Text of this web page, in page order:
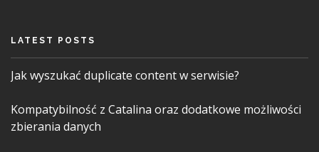
LATEST POSTS
Jak wyszukać duplicate content w serwisie?
Kompatybilność z Catalina oraz dodatkowe możliwości
zbierania danych